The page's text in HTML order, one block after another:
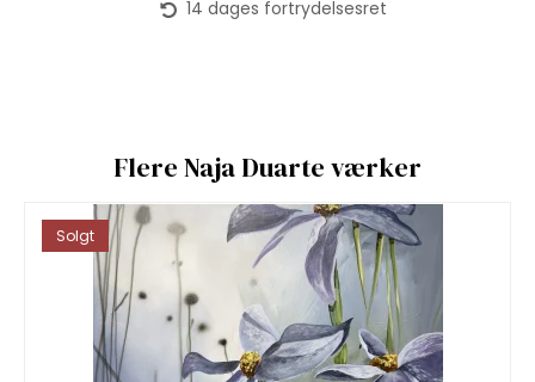
14 dages fortrydelsesret
Flere Naja Duarte værker
Solgt